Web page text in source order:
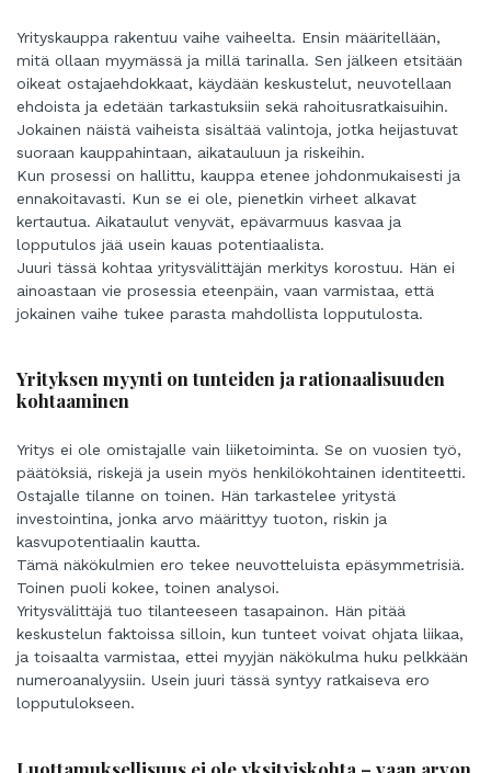
Yrityskauppa rakentuu vaihe vaiheelta. Ensin määritellään,
mitä ollaan myymässä ja millä tarinalla. Sen jälkeen etsitään
oikeat ostajaehdokkaat, käydään keskustelut, neuvotellaan
ehdoista ja edetään tarkastuksiin sekä rahoitusratkaisuihin.
Jokainen näistä vaiheista sisältää valintoja, jotka heijastuvat
suoraan kauppahintaan, aikatauluun ja riskeihin.
Kun prosessi on hallittu, kauppa etenee johdonmukaisesti ja
ennakoitavasti. Kun se ei ole, pienetkin virheet alkavat
kertautua. Aikataulut venyvät, epävarmuus kasvaa ja
lopputulos jää usein kauas potentiaalista.
Juuri tässä kohtaa yritysvälittäjän merkitys korostuu. Hän ei
ainoastaan vie prosessia eteenpäin, vaan varmistaa, että
jokainen vaihe tukee parasta mahdollista lopputulosta.
Yrityksen myynti on tunteiden ja rationaalisuuden
kohtaaminen
Yritys ei ole omistajalle vain liiketoiminta. Se on vuosien työ,
päätöksiä, riskejä ja usein myös henkilökohtainen identiteetti.
Ostajalle tilanne on toinen. Hän tarkastelee yritystä
investointina, jonka arvo määrittyy tuoton, riskin ja
kasvupotentiaalin kautta.
Tämä näkökulmien ero tekee neuvotteluista epäsymmetrisiä.
Toinen puoli kokee, toinen analysoi.
Yritysvälittäjä tuo tilanteeseen tasapainon. Hän pitää
keskustelun faktoissa silloin, kun tunteet voivat ohjata liikaa,
ja toisaalta varmistaa, ettei myyjän näkökulma huku pelkkään
numeroanalyysiin. Usein juuri tässä syntyy ratkaiseva ero
lopputulokseen.